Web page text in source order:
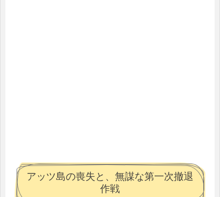
アッツ島の喪失と、無謀な第一次撤退
作戦